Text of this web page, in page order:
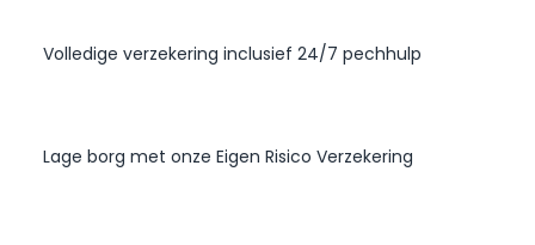
Volledige verzekering inclusief 24/7 pechhulp
Lage borg met onze Eigen Risico Verzekering